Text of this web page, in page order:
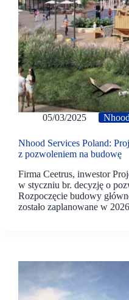
05/03/2025 Nhood
Nhood Services Poland:
z pozwoleniem na budowę
Firma Ceetrus, inwestor
w styczniu br. decyzję o
Rozpoczęcie budowy
zostało zaplanowane w